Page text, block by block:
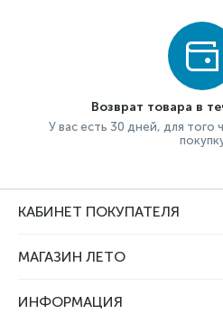
Возврат товара в
У вас есть 30 дней, для того
КАБИНЕТ ПОКУПАТЕЛЯ
МАГАЗИН ЛЕТО
ИНФОРМАЦИЯ